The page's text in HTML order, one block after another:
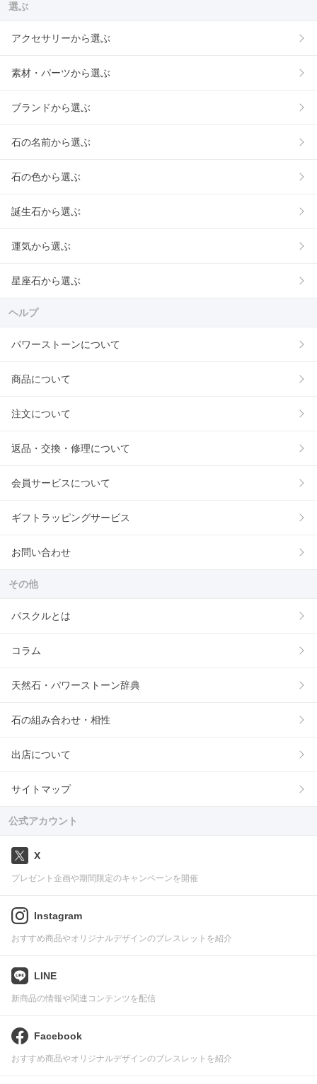
選ぶ
アクセサリーから選ぶ
素材・パーツから選ぶ
ブランドから選ぶ
石の名前から選ぶ
石の色から選ぶ
誕生石から選ぶ
運気から選ぶ
星座石から選ぶ
ヘルプ
パワーストーンについて
商品について
注文について
返品・交換・修理について
会員サービスについて
ギフトラッピングサービス
お問い合わせ
その他
パスクルとは
コラム
天然石・パワーストーン辞典
石の組み合わせ・相性
出店について
サイトマップ
公式アカウント
X
プレゼント企画や期間限定のキャンペーンを開催
Instagram
おすすめ商品やオリジナルデザインのブレスレットを紹介
LINE
新商品の情報や関連コンテンツを配信
Facebook
おすすめ商品やオリジナルデザインのブレスレットを紹介